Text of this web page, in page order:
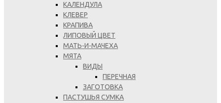
КАЛЕНДУЛА
КЛЕВЕР
КРАПИВА
ЛИПОВЫЙ ЦВЕТ
МАТЬ-И-МАЧЕХА
МЯТА
ВИДЫ
ПЕРЕЧНАЯ
ЗАГОТОВКА
ПАСТУШЬЯ СУМКА